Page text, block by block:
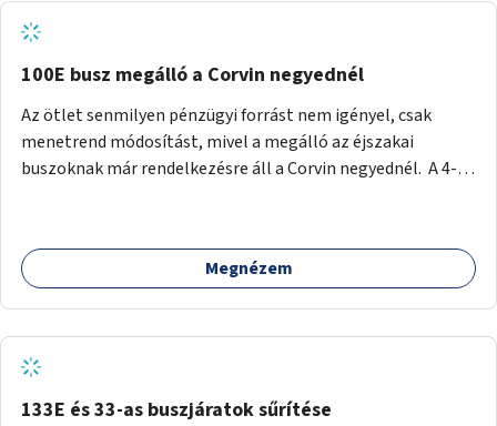
tud állni a megállóba. A környéken a tömegközlekedés
csúcsidőben már most is fullos, a Bosnyák téri beruházások
befejeztével hatványozódni fog az utazási igény.
100E busz megálló a Corvin negyednél
Az ötlet senmilyen pénzügyi forrást nem igényel, csak
menetrend módosítást, mivel a megálló az éjszakai
buszoknak már rendelkezésre áll a Corvin negyednél. A 4-es
ha a 100E reptéri busz a Corvin negyed metrómegállónál is
megállna - főleg éjjel, amikor a metró nem jár, és a 200E
nem hosszabbítaná meg sokkal, a 4-6 vonalán lakóknak
viszont a Kálvin tér-Corvin negyed utat megspórolva 10-15
perccel rövidítheti az utazási idejét.
Megnézem
133E és 33-as buszjáratok sűrítése